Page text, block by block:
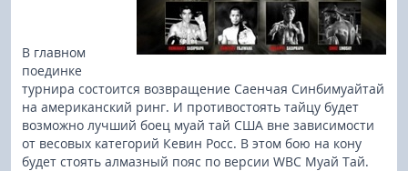
В главном
поединке
турнира состоится возвращение Саенчая Синбимуайтай
на американский ринг. И противостоять тайцу будет
возможно лучший боец муай тай США вне зависимости
от весовых категорий Кевин Росс. В этом бою на кону
будет стоять алмазный пояс по версии WBC Муай Тай.